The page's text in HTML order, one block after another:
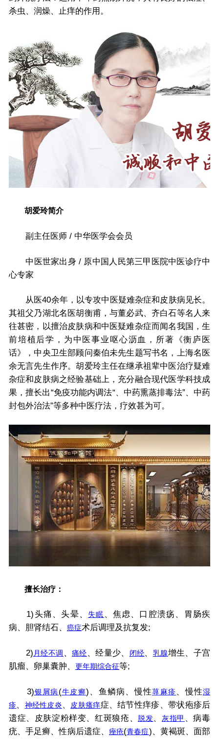
杀虫、润燥、止痒的作用。
胡爱玲简介
副主任医师 / 中华医学会会员
中医世家出身 / 原中国人民第三甲医院中医诊疗中
心专家
从医40余年，以专攻中医疑难杂症和皮肤病见长。
其祖父乃湖北名医胡衡甫，与董必武、齐白石等名人来
往甚密，以擅治皮肤病和中医疑难杂症而闻名我国，生
前培植后学，为中医事业呕心沥血，所著《衡庐医
话》，中央卫生部顾问秦伯未先生题写书名，上海名医
余无言先生作序。胡爱玲主任在继承祖辈中医治疗疑难
杂症和皮肤病之经验基础上，充分融合现代医学科技成
果，擅长出“免疫功能内调法“、中药熏蒸排毒法”、中药
封包外治法”等多种中医疗法，疗效甚为可。
擅长治疗：
1)头痛、头晕、 失眠 、焦虑、口腔溃疡、胃肠疾
病、胆肾结石、 癌症术后调理及抗复发;
2) 月经不调 、 痛经、经量少、 闭经、 乳腺增生、子宫
肌瘤、卵巢囊肿、 更年期综合征等;
3)银屑病 (牛皮癣)、鱼鳞病、慢性荨麻疹、慢性湿
疹、 神经性皮炎、 皮肤瘙痒症、结节性痒疹、带状疱疹后
遗症、皮肤淀粉样变、红斑狼疮、
脱发、灰指甲 、病毒
疣、手足癣、性病后遗症、 痤疮(青春痘)、黄褐斑、面部